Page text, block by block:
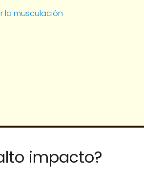
la musculación
impacto?